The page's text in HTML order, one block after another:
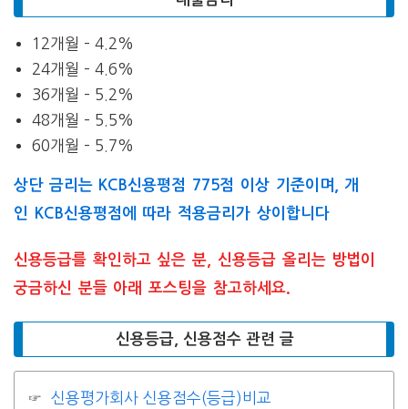
12개월 – 4.2%
24개월 – 4.6%
36개월 – 5.2%
48개월 – 5.5%
60개월 – 5.7%
상단 금리는 KCB신용평점 775점 이상 기준이며, 개
인 KCB신용평점에 따라 적용금리가 상이합니다
신용등급를 확인하고 싶은 분, 신용등급 올리는 방법이
궁금하신 분들 아래 포스팅을 참고하세요.
신용등급, 신용점수 관련 글
신용평가회사 신용점수(등급)비교